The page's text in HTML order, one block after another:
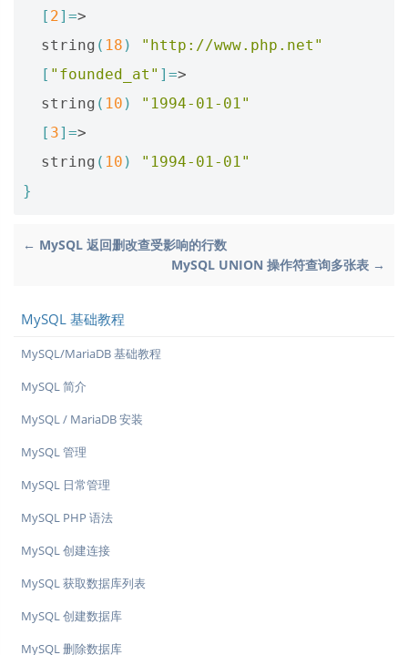
[ 2]=>
  string
( 18 )
"http://www.php.net"
[ "founded_at" ]=>
  string
( 10 )
"1994-01-01"
[ 3]=>
  string
( 10 )
"1994-01-01"
}
← MySQL 返回删改查受影响的行数
MySQL UNION 操作符查询多张表 →
MySQL 基础教程
MySQL/MariaDB 基础教程
MySQL 简介
MySQL / MariaDB 安装
MySQL 管理
MySQL 日常管理
MySQL PHP 语法
MySQL 创建连接
MySQL 获取数据库列表
MySQL 创建数据库
MySQL 删除数据库